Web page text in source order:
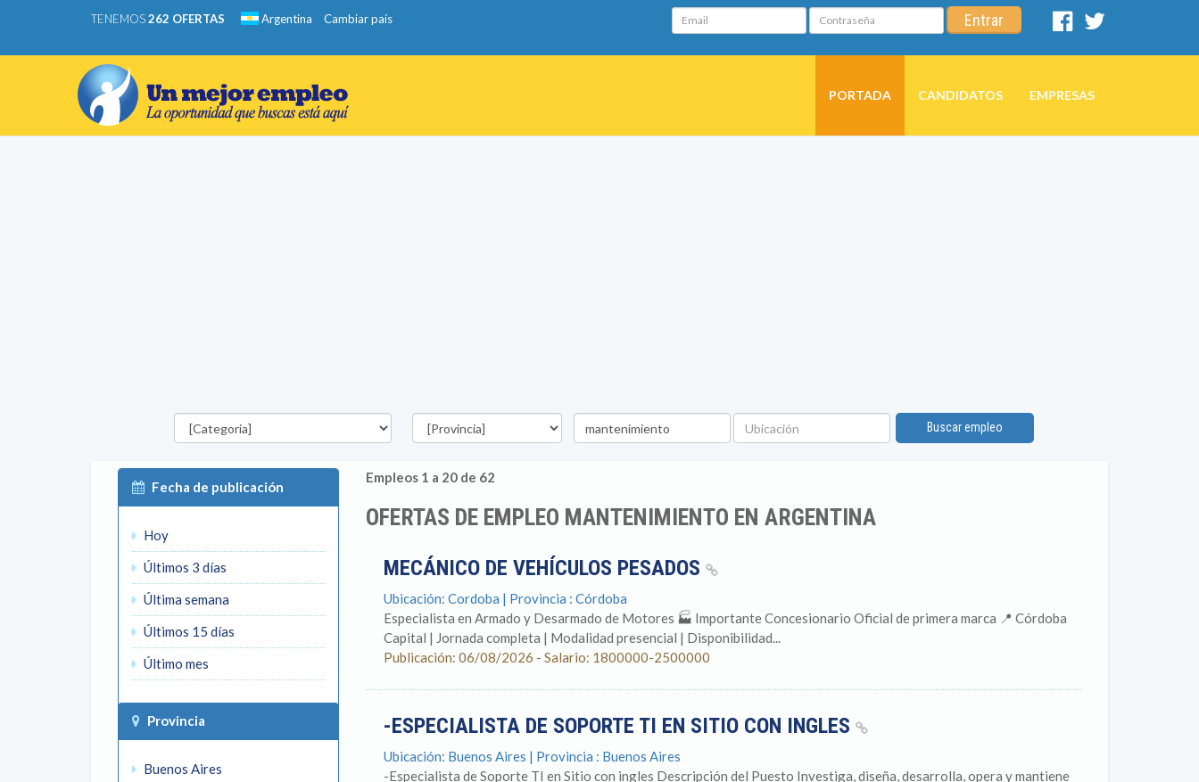
TENEMOS262 OFERTAS Argentina Cambiar país Email Contraseña Entrar
Facebook
PORTADA CANDIDATOS EMPRESAS
Categorías Provincia
Palabra
clave
Ubicación
Buscar empleo
Fecha de publicación
Hoy
Últimos 3 días
Última semana
Últimos 15 días
Último mes
Provincia
Buenos Aires
Empleos 1 a 20 de 62
OFERTAS DE EMPLEO MANTENIMIENTO EN ARGENTINA
MECÁNICO DE VEHÍCULOS PESADOS
Ubicación: Cordoba | Provincia : Córdoba
Especialista en Armado y Desarmado de Motores 🏭 Importante Concesionario Oficial de primera marca 📍 Córdoba
Capital | Jornada completa | Modalidad presencial | Disponibilidad...
Publicación: 06/08/2026 - Salario: 1800000-2500000
-ESPECIALISTA DE SOPORTE TI EN SITIO CON INGLES
Ubicación: Buenos Aires | Provincia : Buenos Aires
-Especialista de Soporte TI en Sitio con ingles Descripción del Puesto Investiga, diseña, desarrolla, opera y mantiene